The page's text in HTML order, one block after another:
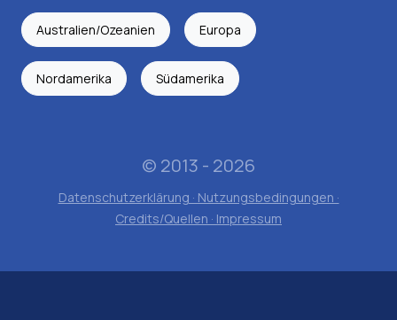
Australien/Ozeanien Europa
Nordamerika Südamerika
© 2013 - 2026
Datenschutzerklärung · Nutzungsbedingungen ·
Credits/Quellen · Impressum